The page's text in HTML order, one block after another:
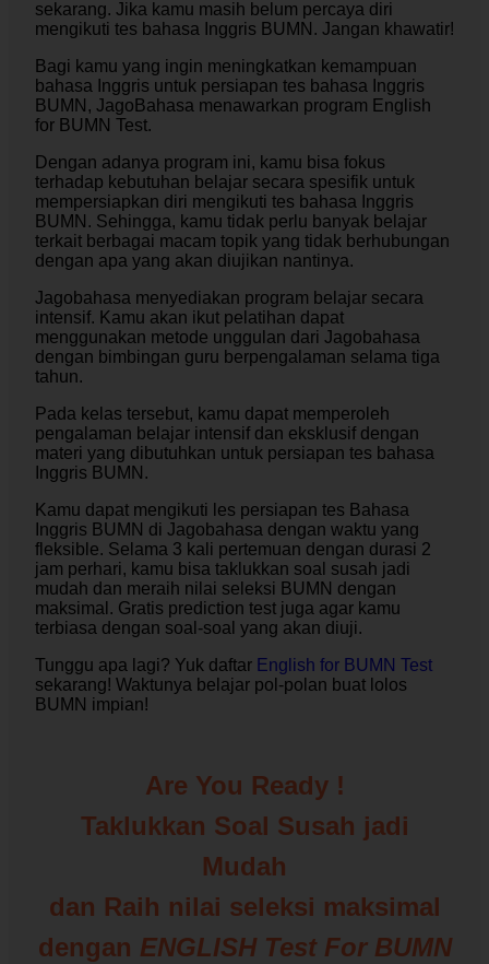
sekarang. Jika kamu masih belum percaya diri
mengikuti tes bahasa Inggris BUMN. Jangan khawatir!
Bagi kamu yang ingin meningkatkan kemampuan
bahasa Inggris untuk persiapan tes bahasa Inggris
BUMN, JagoBahasa menawarkan program English
for BUMN Test.
Dengan adanya program ini, kamu bisa fokus
terhadap kebutuhan belajar secara spesifik untuk
mempersiapkan diri mengikuti tes bahasa Inggris
BUMN. Sehingga, kamu tidak perlu banyak belajar
terkait berbagai macam topik yang tidak berhubungan
dengan apa yang akan diujikan nantinya.
Jagobahasa menyediakan program belajar secara
intensif. Kamu akan ikut pelatihan dapat
menggunakan metode unggulan dari Jagobahasa
dengan bimbingan guru berpengalaman selama tiga
tahun.
Pada kelas tersebut, kamu dapat memperoleh
pengalaman belajar intensif dan eksklusif dengan
materi yang dibutuhkan untuk persiapan tes bahasa
Inggris BUMN.
Kamu dapat mengikuti les persiapan tes Bahasa
Inggris BUMN di Jagobahasa dengan waktu yang
fleksible. Selama 3 kali pertemuan dengan durasi 2
jam perhari, kamu bisa taklukkan soal susah jadi
mudah dan meraih nilai seleksi BUMN dengan
maksimal. Gratis prediction test juga agar kamu
terbiasa dengan soal-soal yang akan diuji.
Tunggu apa lagi? Yuk daftar English for BUMN Test
sekarang! Waktunya belajar pol-polan buat lolos
BUMN impian!
Are You Ready !
Taklukkan Soal Susah jadi
Mudah
dan Raih nilai seleksi maksimal
dengan ENGLISH Test For BUMN